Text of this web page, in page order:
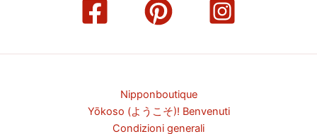
Nipponboutique
Yōkoso (ようこそ)! Benvenuti
Condizioni generali